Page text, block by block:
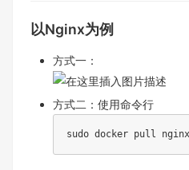
以Nginx为例
方式一：
方式二：使用命令行
sudo